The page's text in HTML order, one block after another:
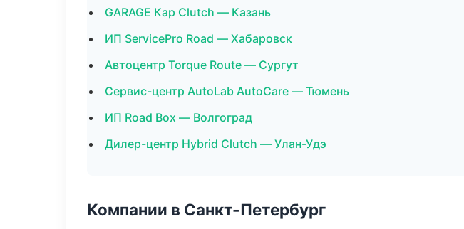
GARAGE Кар Clutch — Казань
ИП ServicePro Road — Хабаровск
Автоцентр Torque Route — Сургут
Сервис-центр AutoLab AutoCare — Тюмень
ИП Road Box — Волгоград
Дилер-центр Hybrid Clutch — Улан-Удэ
Компании в Санкт-Петербург